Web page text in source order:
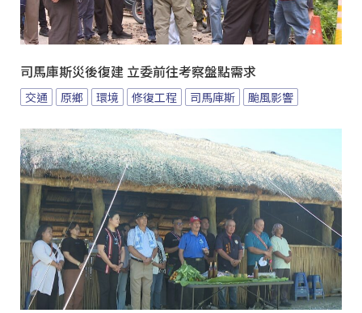
司馬庫斯災後復建 立委前往考察盤點需求
交通 原鄉 環境 修復工程 司馬庫斯 颱風影響